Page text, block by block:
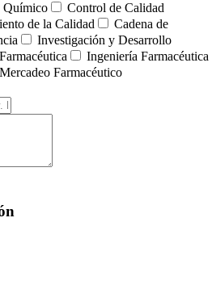
Químico
Control de Calidad
de la Calidad
Cadena de
Investigación y Desarrollo
Ingeniería Farmacéutica
Mercadeo Farmacéutico